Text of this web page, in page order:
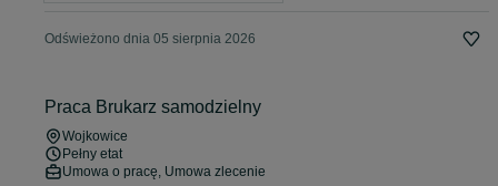
Odświeżono dnia 05 sierpnia 2026
Praca Brukarz samodzielny
Wojkowice
Pełny etat
Umowa o pracę, Umowa zlecenie